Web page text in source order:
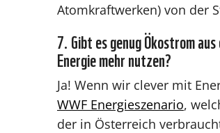
Atomkraftwerken) von der
7. Gibt es genug Ökostrom
Energie mehr nutzen?
Ja! Wenn wir clever mit
WWF Energieszenario,
der in Österreich